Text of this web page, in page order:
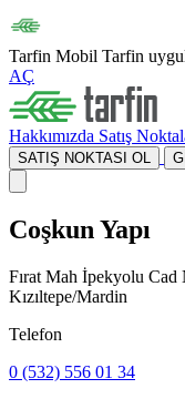
Tarfin Mobil Tarfin
AÇ
Hakkımızda Satış
SATIŞ NOKTASI OL
Coşkun Yapı
Fırat Mah İpekyolu Cad
Kızıltepe/Mardin
Telefon
0 (532) 556 01 34